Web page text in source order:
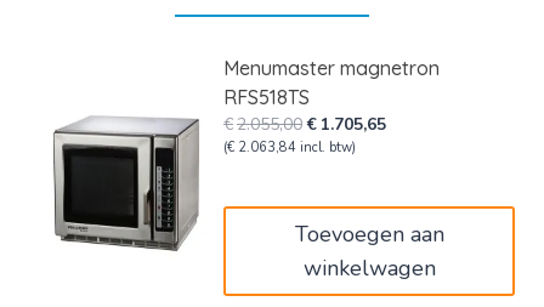
Menumaster magnetron
RFS518TS
€2.055,00Oorspronkelijke
prijs
€ 1.705,65Huidige
(€ 2.063,84 incl. btw)
Toevoegen aan
winkelwagen